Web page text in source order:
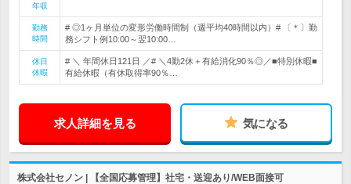
年収
勤務
時間
# ◎1ヶ月単位の変形労働時間制（週平均40時間以内）# 〔＊〕勤
務シフト例10:00～翌10:00…
休日
休暇
# ＼ 年間休日121日 ／# ＼4勤2休＋有給消化90％◎／■特別休暇■
有給休暇（有休取得率90％…
求人詳細を見る 気になる
株式会社セノン | 【全国応募管理】社宅・送迎あり/WEB面接可